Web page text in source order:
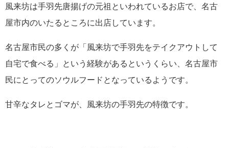
風来坊は手羽先唐揚げの元祖といわれているお店で、名古
屋市内のいたるところに出店しています。
名古屋市民の多くが「風来坊で手羽先をテイクアウトして
自宅で食べる」という経験があるというくらい、名古屋市
民にとってのソウルフードとなっているようです。
甘辛なタレとゴマが、風来坊の手羽先の特徴です。